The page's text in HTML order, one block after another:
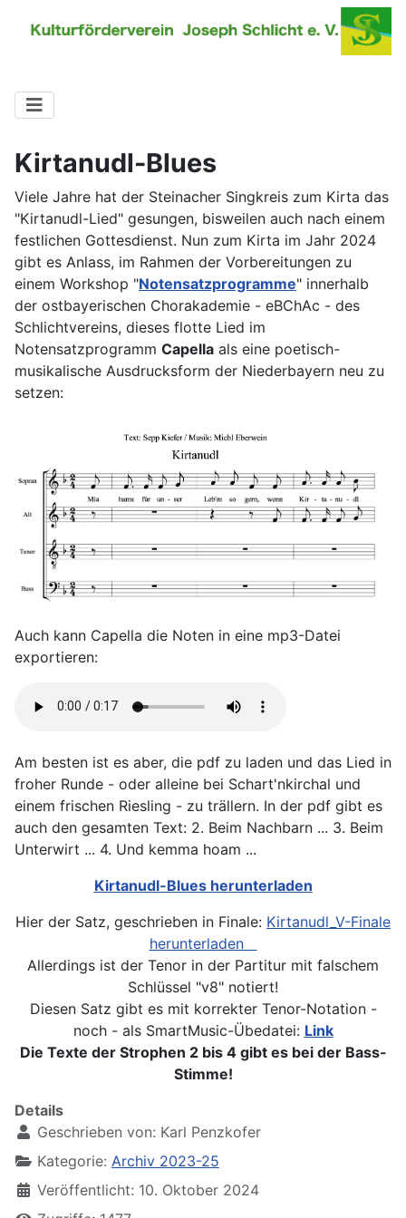
Kirtanudl-Blues
Viele Jahre hat der Steinacher Singkreis zum Kirta das
"Kirtanudl-Lied" gesungen, bisweilen auch nach einem
festlichen Gottesdienst. Nun zum Kirta im Jahr 2024
gibt es Anlass, im Rahmen der Vorbereitungen zu
einem Workshop "Notensatzprogramme" innerhalb
der ostbayerischen Chorakademie - eBChAc - des
Schlichtvereins, dieses flotte Lied im
Notensatzprogramm Capella als eine poetisch-
musikalische Ausdrucksform der Niederbayern neu zu
setzen:
Auch kann Capella die Noten in eine mp3-Datei
exportieren:
Am besten ist es aber, die pdf zu laden und das Lied in
froher Runde - oder alleine bei Schart'nkirchal und
einem frischen Riesling - zu trällern. In der pdf gibt es
auch den gesamten Text: 2. Beim Nachbarn ... 3. Beim
Unterwirt ... 4. Und kemma hoam ...
Kirtanudl-Blues herunterladen
Hier der Satz, geschrieben in Finale: Kirtanudl_V-Finale
herunterladen
Allerdings ist der Tenor in der Partitur mit falschem
Schlüssel "v8" notiert!
Diesen Satz gibt es mit korrekter Tenor-Notation -
noch - als SmartMusic-Übedatei: Link
Die Texte der Strophen 2 bis 4 gibt es bei der Bass-
Stimme!
Details
Geschrieben von: Karl Penzkofer
Kategorie: Archiv 2023-25
Veröffentlicht: 10. Oktober 2024